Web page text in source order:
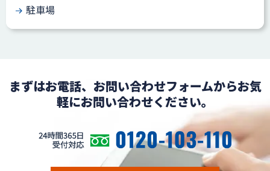
駐車場
まずはお電話、お問い合わせフォームからお気
軽にお問い合わせください。